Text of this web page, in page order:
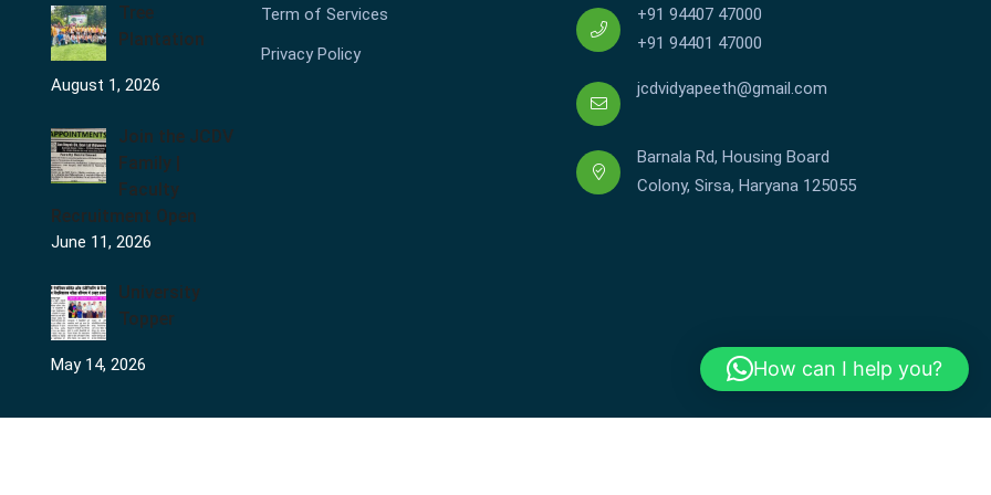
Tree
Plantation
August 1, 2026
Join the JCDV
Family |
Faculty
Recruitment Open
June 11, 2026
University
Topper
May 14, 2026
Term of Services
Privacy Policy
+91 94407 47000
+91 94401 47000
jcdvidyapeeth@gmail.com
Barnala Rd, Housing Board
Colony, Sirsa, Haryana 125055
How can I help you?